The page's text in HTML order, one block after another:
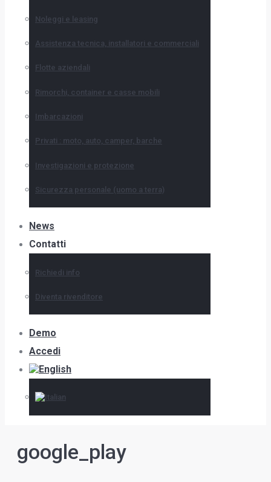
Noleggi e leasing
Assistenza tecnica, installatori e commerciali
Flotte aziendali
Rimorchi, container e casse mobili
Imbarcazioni
Privati : moto, auto, camper, barche
Investigazioni e protezione
Sicurezza personale (uomo a terra)
News
Contatti
Richiedi info
Diventa rivenditore
Demo
Accedi
google_play